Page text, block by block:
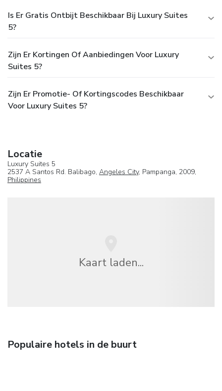
Is Er Gratis Ontbijt Beschikbaar Bij Luxury Suites
5?
Zijn Er Kortingen Of Aanbiedingen Voor Luxury
Suites 5?
Zijn Er Promotie- Of Kortingscodes Beschikbaar
Voor Luxury Suites 5?
Locatie
Luxury Suites 5
2537 A Santos Rd. Balibago, Angeles City, Pampanga, 2009,
Philippines
Kaart laden...
Populaire hotels in de buurt